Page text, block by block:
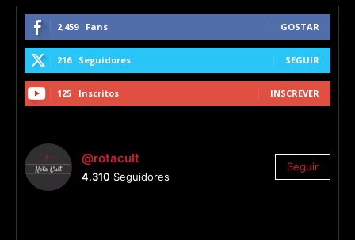
2,459 Fans GOSTAR
216 Seguidores SEGUIR
125 Inscritos INSCREVER
@rotacult
4.310 Seguidores
Seguir